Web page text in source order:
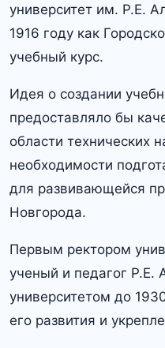
университет им.​ Р.​Е.​
1916 году как
учебный курс.​
Идея о создании
предоставляло бы
области технических
необходимости
для развивающейся
Новгорода.​
Первым ректором
ученый и педагог Р.​Е.​
университетом до
его развития и